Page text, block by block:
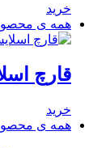
خرید
همه ی
قارچ اسلایس ۱۰۰۰
خرید
همه ی